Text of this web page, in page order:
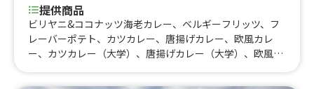
提供商品
ビリヤニ&ココナッツ海老カレー、ベルギーフリッツ、フ
レーバーポテト、カツカレー、唐揚げカレー、欧風カレ
ー、カツカレー（大学）、唐揚げカレー（大学）、欧風カ